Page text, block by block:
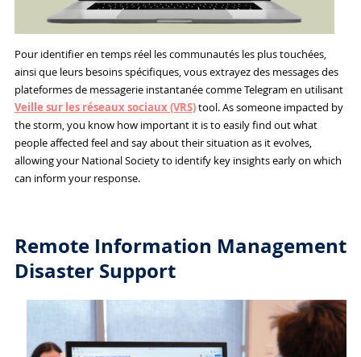
Pour identifier en temps réel les communautés les plus touchées,
ainsi que leurs besoins spécifiques, vous extrayez des messages des
plateformes de messagerie instantanée comme Telegram en utilisant
Veille sur les réseaux sociaux (VRS)tool. As someone impacted by
the storm, you know how important it is to easily find out what
people affected feel and say about their situation as it evolves,
allowing your National Society to identify key insights early on which
can inform your response.
Remote Information Management
Disaster Support